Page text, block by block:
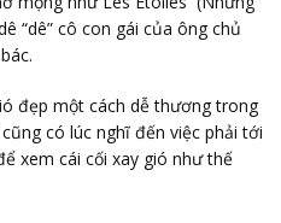
“dê” cô con gái của ông chủ
đẹp một cách dễ thương trong
có lúc nghĩ đến việc phải tới
xem cái cối xay gió như thế